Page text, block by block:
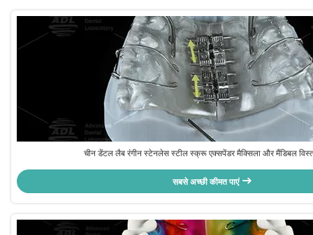
चीन डेंटल लैब रंगीन स्टेनलेस स्टील स्क्रू एक्सपेंडर मैक्सिला और मैंडिबल
सबसे अच्छी कीमत पाएं